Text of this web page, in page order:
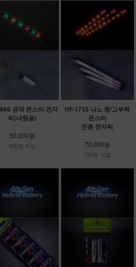
공작 몬스터 전자
찌(내림용)
50,000원
500원 적립
HF-1735 나노 중/고부력
몬스터
전층 전자찌
70,000원
700원 적립